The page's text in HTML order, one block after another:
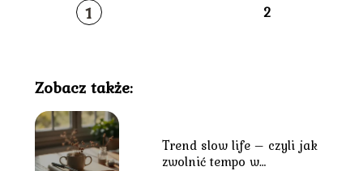
1 2
Zobacz także:
Trend slow life – czyli jak
zwolnić tempo w